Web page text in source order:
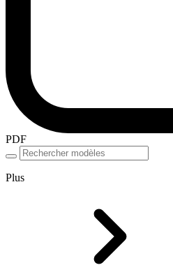
PDF
Plus